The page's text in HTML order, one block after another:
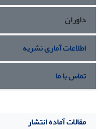
داوران
اطلاعات آماری نشریه
تماس با ما
مقالات آماده انتشار